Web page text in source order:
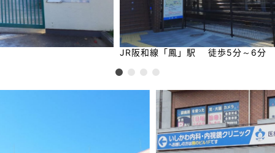
JR阪和線「鳳」駅 徒歩5分～6分